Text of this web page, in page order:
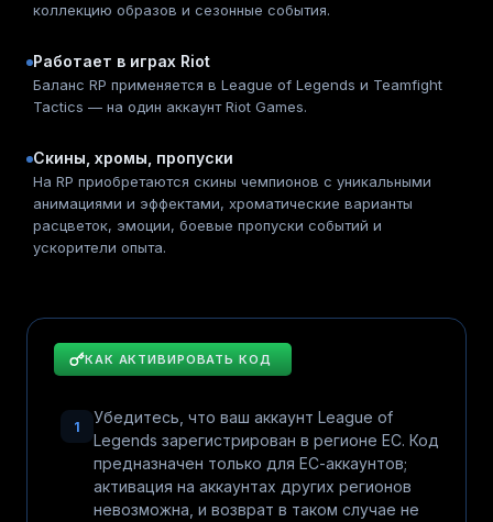
коллекцию образов и сезонные события.
Работает в играх Riot
Баланс RP применяется в League of Legends и Teamfight
Tactics — на один аккаунт Riot Games.
Скины, хромы, пропуски
На RP приобретаются скины чемпионов с уникальными
анимациями и эффектами, хроматические варианты
расцветок, эмоции, боевые пропуски событий и
ускорители опыта.
КАК АКТИВИРОВАТЬ КОД
1
Убедитесь, что ваш аккаунт League of
Legends зарегистрирован в регионе ЕС. Код
предназначен только для ЕС-аккаунтов;
активация на аккаунтах других регионов
невозможна, и возврат в таком случае не